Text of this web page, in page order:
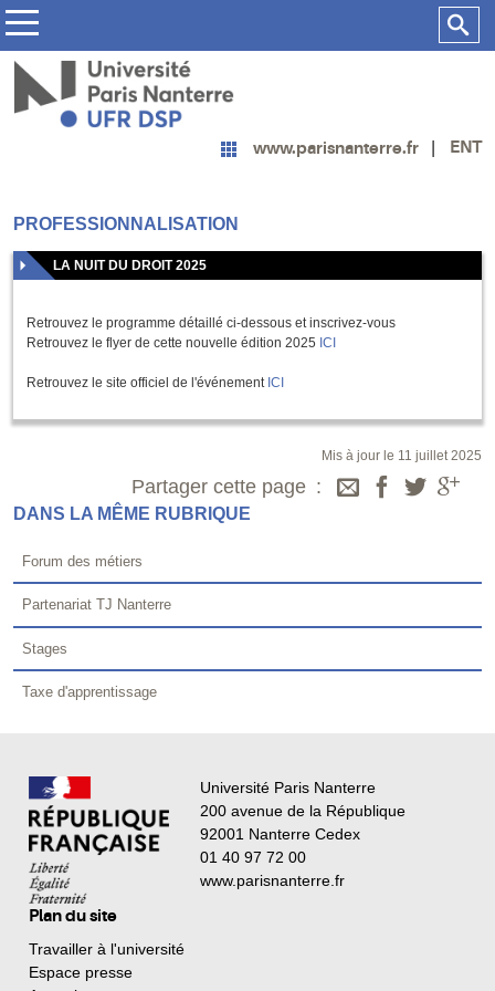
www.parisnanterre.fr ENT
PROFESSIONNALISATION
LA NUIT DU DROIT 2025
Retrouvez le programme détaillé ci-dessous et inscrivez-vous
Retrouvez le flyer de cette nouvelle édition 2025 ICI
Retrouvez le site officiel de l'événement ICI
Mis à jour le 11 juillet 2025
Partager cette page
DANS LA MÊME RUBRIQUE
Forum des métiers
Partenariat TJ Nanterre
Stages
Taxe d'apprentissage
Université Paris Nanterre
200 avenue de la République
92001 Nanterre Cedex
01 40 97 72 00
www.parisnanterre.fr
Plan du site
Travailler à l'université
Espace presse